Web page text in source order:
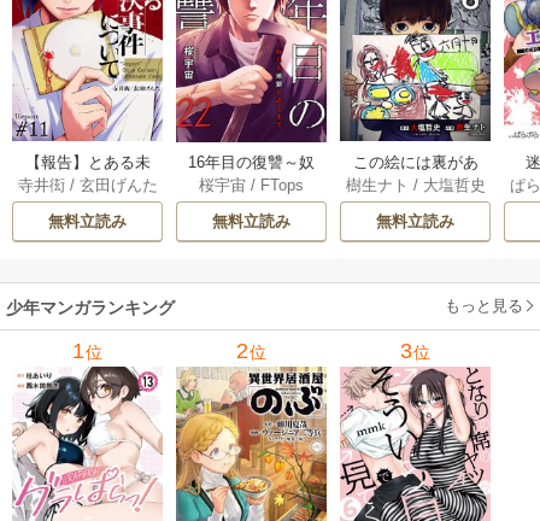
【報告】とある未
解決事件について 1
1巻
寺井衒/ 玄田げんた
無料立読み
16年目の復讐～奴
らを地獄に送るま
で 22巻
桜宇宙 / FTops
無料立読み
この絵には裏があ
る 6巻
樹生ナト / 大塩哲史
無料立読み
ぱ
少年マンガランキング もっと見る
1位 2位 3位